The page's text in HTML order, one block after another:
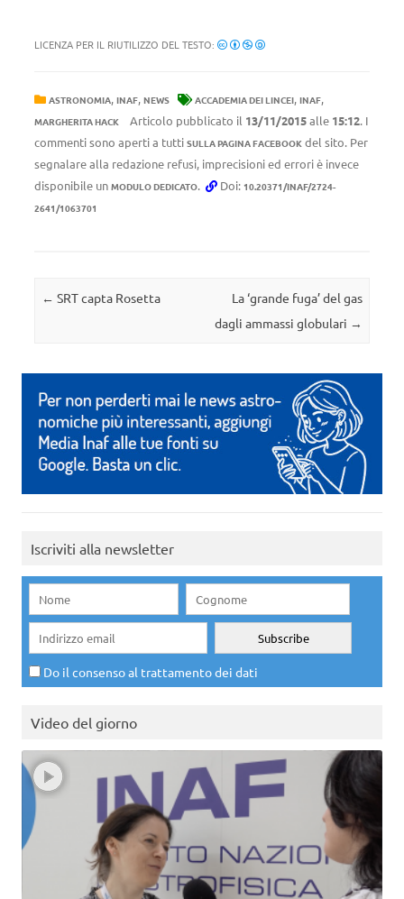
LICENZA PER IL RIUTILIZZO DEL TESTO:
ASTRONOMIA, INAF, NEWS ACCADEMIA DEI LINCEI, INAF,
MARGHERITA HACK Articolo pubblicato il 13/11/2015alle 15:12. I
commenti sono aperti a tutti SULLA PAGINA FACEBOOK del sito. Per
segnalare alla redazione refusi, imprecisioni ed errori è invece
disponibile un MODULO DEDICATO. Doi: 10.20371/INAF/2724-
2641/1063701
Navigazione articolo
← SRT capta Rosetta
La ‘grande fuga’ del gas
dagli ammassi globulari →
Iscriviti alla newsletter
Do il consenso al trattamento dei dati
Video del giorno